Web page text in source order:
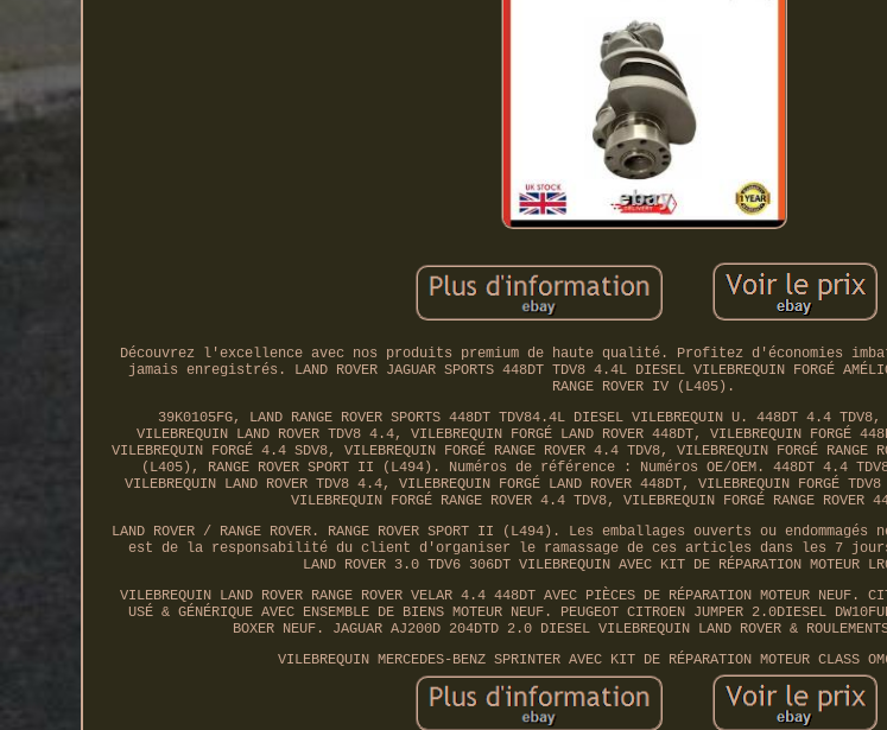
Découvrez l'excellence avec nos produits premium de haute qualité. Profitez d'économies
jamais enregistrés. LAND ROVER JAGUAR SPORTS 448DT TDV8 4.4L DIESEL VILEBREQUIN FORGÉ
RANGE ROVER IV (L405).
39K0105FG, LAND RANGE ROVER SPORTS 448DT TDV84.4L DIESEL VILEBREQUIN U. 448DT 4.4 TDV8,
VILEBREQUIN LAND ROVER TDV8 4.4, VILEBREQUIN FORGÉ LAND ROVER 448DT, VILEBREQUIN FORGÉ
VILEBREQUIN FORGÉ 4.4 SDV8, VILEBREQUIN FORGÉ RANGE ROVER 4.4 TDV8, VILEBREQUIN FORGÉ RANGE
(L405), RANGE ROVER SPORT II (L494). Numéros de référence : Numéros OE/OEM. 448DT 4.4 TDV8,
VILEBREQUIN LAND ROVER TDV8 4.4, VILEBREQUIN FORGÉ LAND ROVER 448DT, VILEBREQUIN FORGÉ
VILEBREQUIN FORGÉ RANGE ROVER 4.4 TDV8, VILEBREQUIN FORGÉ RANGE ROVER
LAND ROVER / RANGE ROVER. RANGE ROVER SPORT II (L494). Les emballages ouverts ou
est de la responsabilité du client d'organiser le ramassage de ces articles dans les 7
LAND ROVER 3.0 TDV6 306DT VILEBREQUIN AVEC KIT DE RÉPARATION MOTEUR
VILEBREQUIN LAND ROVER RANGE ROVER VELAR 4.4 448DT AVEC PIÈCES DE RÉPARATION MOTEUR NEUF.
USÉ & GÉNÉRIQUE AVEC ENSEMBLE DE BIENS MOTEUR NEUF. PEUGEOT CITROEN JUMPER 2.0DIESEL
BOXER NEUF. JAGUAR AJ200D 204DTD 2.0 DIESEL VILEBREQUIN LAND ROVER &
VILEBREQUIN MERCEDES-BENZ SPRINTER AVEC KIT DE RÉPARATION MOTEUR CLASS